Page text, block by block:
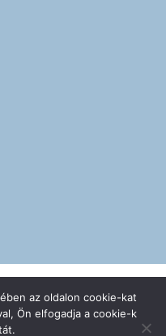
| Készítette:Hernyák
az oldalon cookie-kat
Ön elfogadja a cookie-k